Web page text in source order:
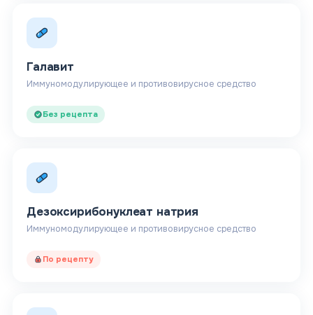
Галавит
Иммуномодулирующее и противовирусное средство
Без рецепта
Дезоксирибонуклеат натрия
Иммуномодулирующее и противовирусное средство
По рецепту